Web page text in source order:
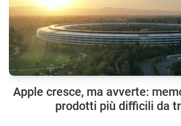
Apple cresce, ma avverte:
prodotti più difficili da